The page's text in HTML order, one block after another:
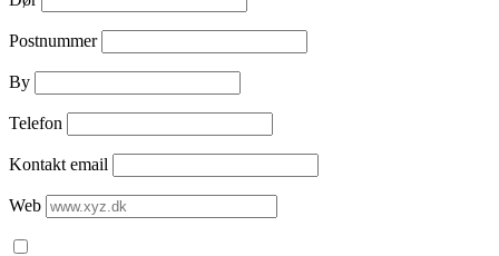
Postnummer
By
Telefon
Kontakt email
Web